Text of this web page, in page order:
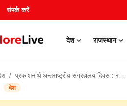
संपर्क करें
देश राजस्थान
प्रकाशनार्थ अन्तराष्ट्रीय संग्रहालय दिवस : रजत सिनर्जी फाउंडेशन ने गौरैया के संरक्षण के लिए कला संग्रहालय को प्रदान किया बर्ड हाउस
देश